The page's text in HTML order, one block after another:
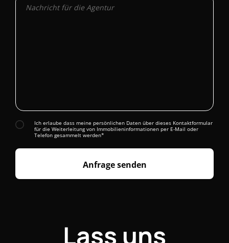
Lass uns
Ich erlaube dass meine persönlichen Daten über dieses Kontaktformular
für die Weiterleitung von Immobilieninformationen per E-Mail oder
Telefon gesammelt werden*
Anfrage senden